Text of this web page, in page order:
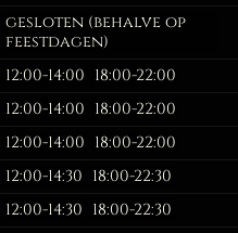
gesloten (behalve op
feestdagen)
12:00-14:00 18:00-22:00
12:00-14:00 18:00-22:00
12:00-14:00 18:00-22:00
12:00-14:30 18:00-22:30
12:00-14:30 18:00-22:30